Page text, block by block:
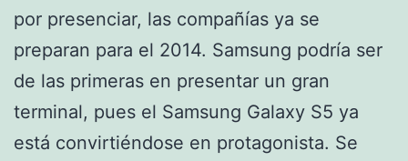
por presenciar, las compañías ya se
preparan para el 2014. Samsung podría ser
de las primeras en presentar un gran
terminal, pues el Samsung Galaxy S5 ya
está convirtiéndose en protagonista. Se